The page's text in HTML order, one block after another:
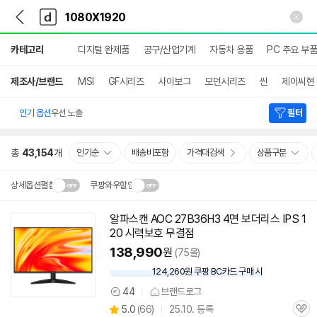
다
나
와
가
기
다
와
메
인
카테고리 디지털 완제품 공구/산업기계 자동차 용품 PC 주요 부품
제조사/브랜드 MSI GF시리즈 사이보그 모던시리즈 씬 제이씨현
인기 옵션우선 노출 필터
총 43,154개 인기순 배송비포함 가격대검색 상품구분
상세옵션펼침 쿠팡와우할인
배송·설치비가 달라집니다.닫
기
알파스캔 AOC 27B36H3 4면 보더리스 IPS 1
20 시력보호 무결점
138,990원 (75몰)
우
할
인
124,260원 쿠팡 BC카드 구매 시
상
품
44 브랜드로그
5.0 (상
66) 25.10. 등록 관